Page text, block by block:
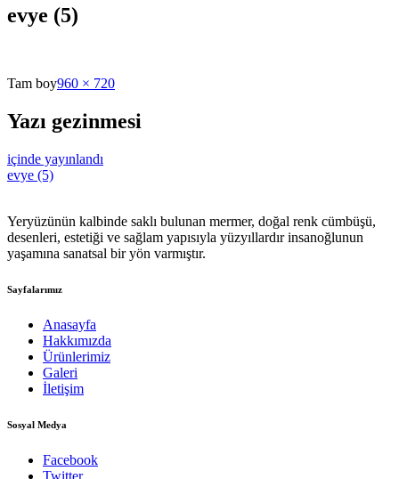
evye (5)
Tam boy960 × 720
Yazı gezinmesi
içinde yayınlandı
evye (5)
Yeryüzünün kalbinde saklı bulunan mermer, doğal renk cümbüşü,
desenleri, estetiği ve sağlam yapısıyla yüzyıllardır insanoğlunun
yaşamına sanatsal bir yön varmıştır.
Sayfalarımız
Anasayfa
Hakkımızda
Ürünlerimiz
Galeri
İletişim
Sosyal Medya
Facebook
Twitter